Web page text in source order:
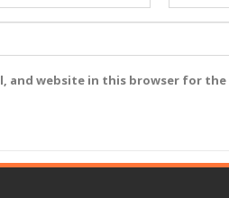
and website in this browser for